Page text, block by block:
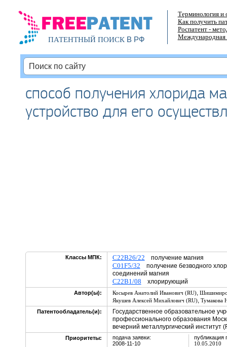
ПАТЕНТНЫЙ ПОИСКВ РФ
Терминология и
Как получить
Роспатент -
Международная
способ получения хлорида
устройство для его
Классы МПК: C22B26/22 получение магния
C01F5/32 получение безводного
соединений магния
C22B1/08 хлорирующий
Автор(ы): Косырев Анатолий Иванович (RU),
Якушев Алексей Михайлович (RU), Тумакова
Патентообладатель(и):
Государственное образовательное
профессионального образования
вечерний металлургический институт
Приоритеты:
подача заявки:
2008-11-10
публикация
10.05.2010